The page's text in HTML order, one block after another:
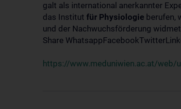
galt als international anerkannter
das Institut für Physiologie berufen,
und der Nachwuchsförderung
Share
https://www.meduniwien.ac.at/web/